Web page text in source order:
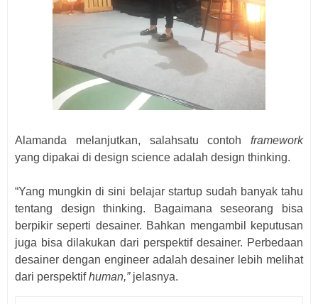
Alamanda melanjutkan, salahsatu contoh framework
yang dipakai di design science adalah design thinking.
“Yang mungkin di sini belajar startup sudah banyak tahu
tentang design thinking. Bagaimana seseorang bisa
berpikir seperti desainer. Bahkan mengambil keputusan
juga bisa dilakukan dari perspektif desainer. Perbedaan
desainer dengan engineer adalah desainer lebih melihat
dari perspektifhuman,” jelasnya.